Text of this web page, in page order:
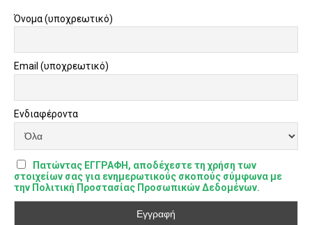
Όνομα (υποχρεωτικό)
Email (υποχρεωτικό)
Ενδιαφέροντα
Πατώντας ΕΓΓΡΑΦΗ, αποδέχεστε τη χρήση των
στοιχείων σας για ενημερωτικούς σκοπούς σύμφωνα με
την Πολιτική Προστασίας Προσωπικών Δεδομένων.